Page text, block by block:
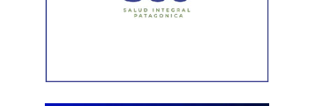
políticas que tienen que ver con el financiamiento y con la